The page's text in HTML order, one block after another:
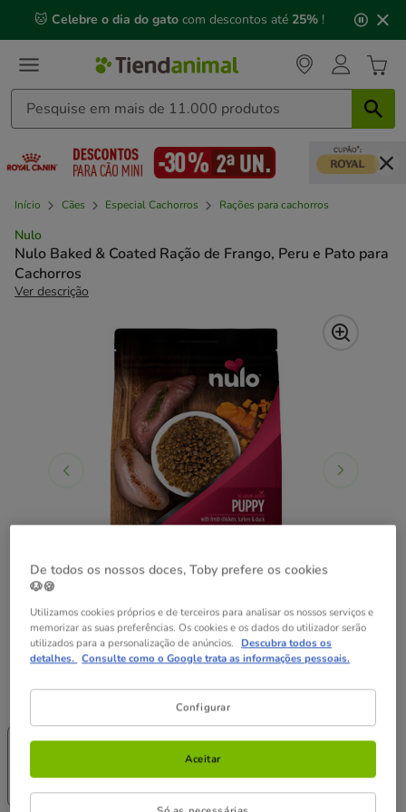
mensagem,
🐱 Celebre o dia do gato com descontos até 25% !
Início Cães Especial Cachorros Rações para cachorros
Nulo
Nulo Baked & Coated Ração de Frango, Peru e Pato para
Cachorros
Ver descrição
Peso:
-25% na 2ª
un.
26.89€
(13.45€ / kg)
-25% na 2ª
un.
55.89€
(11.18€ / kg)
De todos os nossos doces, Toby prefere os cookies
🐶🍪
Utilizamos cookies próprios e de terceiros para analisar os nossos serviços e
memorizar as suas preferências. Os cookies e os dados do utilizador serão
utilizados para a personalização de anúncios. Descubra todos os
detalhes. Consulte como o Google trata as informações pessoais.
Configurar
Aceitar